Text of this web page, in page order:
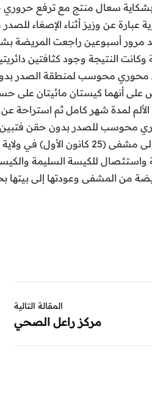
عيادة الداخلية العامة في المركز بشكاية سعال منتج
عبارة عن وزيز أثناء الإصغاء
مرور أسبوعين راجعت المريضة
النتيجة وجود كثافتين
بأقطار 7 سم و 5 سم ليتم طلب استقصاء طبقي محوري محوسب
أنهما كيستان مائيتان على
محوسب للصدر بدون حقن
المفتوحة بدأت بالتفريغ إلى القصبة الرئيسية اليسرى مع نزف وريدي مرافق تم على أثرها تحويل
للكيسة السليمة
من المشفى وعودتها إلى بيتها
المقالة التالية
مركز راعل الصحي